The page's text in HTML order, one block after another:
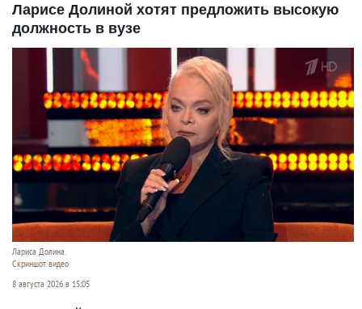
Ларисе Долиной хотят предложить высокую
должность в вузе
Лариса Долина.
Скриншот видео
8 августа 2026 в 15:05